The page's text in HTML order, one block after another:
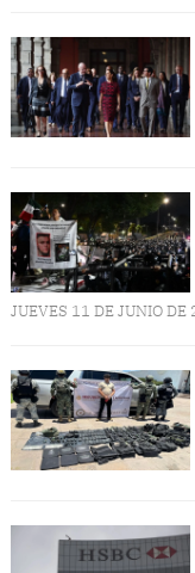
JUEVES 11 DE JUNIO DE